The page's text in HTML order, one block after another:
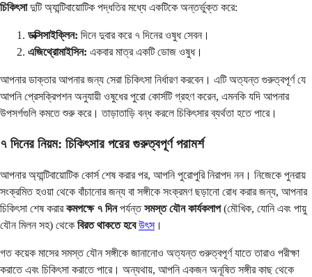
চিকিৎসাদুটি অ্যান্টিবায়োটিক পদ্ধতির মধ্যে একটিকে অন্তর্ভুক্ত করে:
ডক্সিসাইক্লিন: দিনে দুবার করে ৭ দিনের ওষুধ সেবন।
এজিথ্রোমাইসিন: একবার মাত্র একটি ডোজ ওষুধ।
আপনার ডাক্তার আপনার জন্য সেরা চিকিৎসা নির্ধারণ করবেন। এটি অত্যন্ত গুরুত্বপূর্ণ যে
আপনি প্রেসক্রিপশন অনুযায়ী ওষুধের পুরো কোর্সটি গ্রহণ করেন, এমনকি যদি আপনার
উপসর্গগুলি কমতে শুরু করে। তাড়াতাড়ি বন্ধ করলে চিকিৎসার ব্যর্থতা হতে পারে।
৭ দিনের নিয়ম: চিকিৎসার পরের গুরুত্বপূর্ণ পরামর্শ
আপনার অ্যান্টিবায়োটিক কোর্স শেষ করার পর, আপনি পুরোপুরি নিরাপদ নন। নিজেকে পুনরায়
সংক্রমিত হওয়া থেকে বাঁচানোর জন্য বা সঙ্গীকে সংক্রমণ ছড়ানো রোধ করার জন্য, আপনার
চিকিৎসা শেষ করারকমপক্ষে ৭ দিনপর্যন্তসমস্ত যৌন কার্যকলাপ(মৌখিক, যোনি এবং পায়ু
যৌন মিলন সহ) থেকে বিরত থাকতে হবে উৎস।
গত কয়েক মাসের সমস্ত যৌন সঙ্গীকে জানানোও অত্যন্ত গুরুত্বপূর্ণ যাতে তারাও পরীক্ষা
করাতে এবং চিকিৎসা করাতে পারে। অন্যথায়, আপনি একজন অনূষিত সঙ্গীর কাছ থেকে